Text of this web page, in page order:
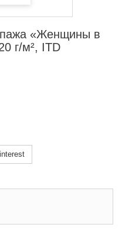
«Женщины в
г/м², ITD